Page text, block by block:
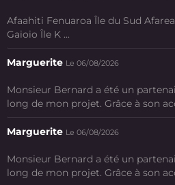
Afaahiti Fenuaroa Île du Sud
Gaioio Île K ...
Marguerite Le 06/08/2026
Monsieur Bernard a été un
long de mon projet. Grâce à son
Marguerite Le 06/08/2026
Monsieur Bernard a été un
long de mon projet. Grâce à son